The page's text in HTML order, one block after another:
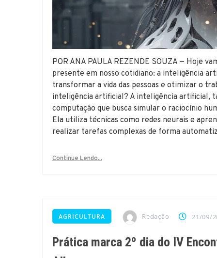
POR ANA PAULA REZENDE SOUZA — Hoje
presente em nosso cotidiano: a inteligência
transformar a vida das pessoas e otimizar o
inteligência artificial? A inteligência artificial,
computação que busca simular o raciocínio
Ela utiliza técnicas como redes neurais e
realizar tarefas complexas de forma
Continue Lendo...
AGRICULTURA Redação 21/09/
Prática marca 2º dia do IV